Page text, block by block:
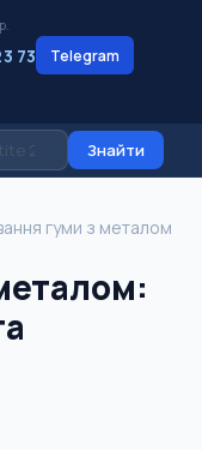
73
Telegram
Знайти
гуми з металом